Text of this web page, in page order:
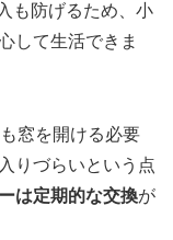
も防げるため、小
して生活できま
窓を開ける必要
りづらいという点
は定期的な交換が